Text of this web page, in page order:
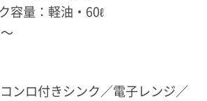
容量：軽油・60ℓ
ンロ付きシンク／電子レンジ／